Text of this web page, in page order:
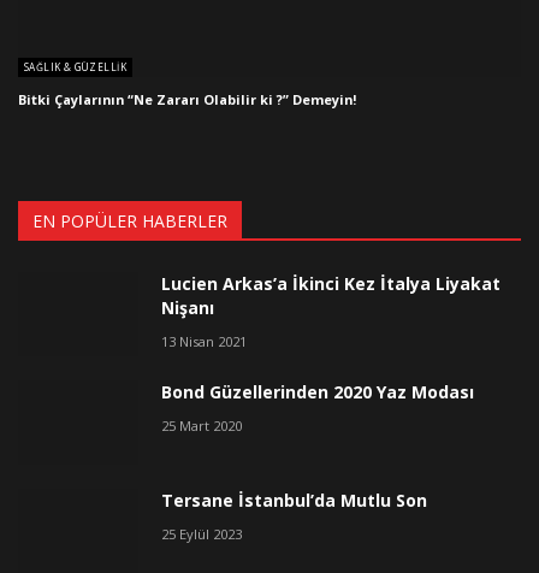
SAĞLIK & GÜZELLIK
Bitki Çaylarının “Ne Zararı Olabilir ki ?” Demeyin!
EN POPÜLER HABERLER
Lucien Arkas’a İkinci Kez İtalya Liyakat
Nişanı
13 Nisan 2021
Bond Güzellerinden 2020 Yaz Modası
25 Mart 2020
Tersane İstanbul’da Mutlu Son
25 Eylül 2023